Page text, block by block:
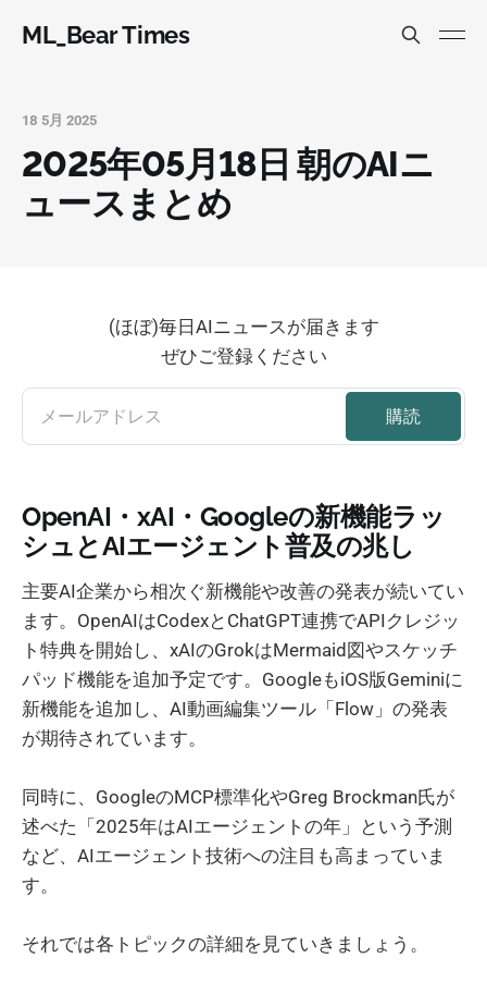
ML_Bear Times
18 5月 2025
2025年05月18日 朝のAIニ
ュースまとめ
(ほぼ)毎日AIニュースが届きます
ぜひご登録ください
OpenAI・xAI・Googleの新機能ラッ
シュとAIエージェント普及の兆し
主要AI企業から相次ぐ新機能や改善の発表が続いてい
ます。OpenAIはCodexとChatGPT連携でAPIクレジッ
ト特典を開始し、xAIのGrokはMermaid図やスケッチ
パッド機能を追加予定です。GoogleもiOS版Geminiに
新機能を追加し、AI動画編集ツール「Flow」の発表
が期待されています。
同時に、GoogleのMCP標準化やGreg Brockman氏が
述べた「2025年はAIエージェントの年」という予測
など、AIエージェント技術への注目も高まっていま
す。
それでは各トピックの詳細を見ていきましょう。